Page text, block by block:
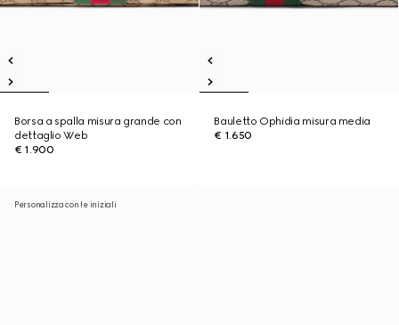
Borsa a spalla misura grande con
dettaglio Web
€ 1.900
Bauletto Ophidia misura media
€ 1.650
Personalizza con le iniziali